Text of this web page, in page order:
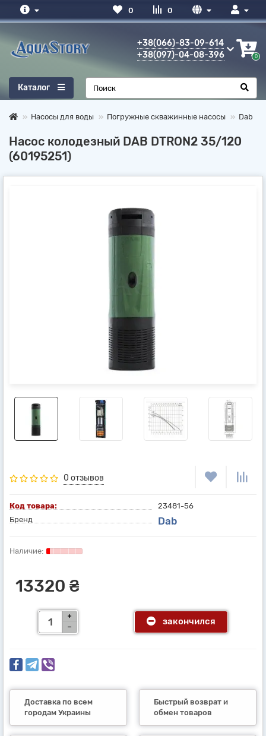
0
0
+38(066)-83-09-614
+38(097)-04-08-396
0
Каталог
Насосы для воды Погружные скважинные насосы Dab
Насос колодезный DAB DTRON2 35/120
(60195251)
0 отзывов
Код товара:
23481-56
Бренд
Dab
13320 ₴
закончился
Доставка по всем
городам Украины
Быстрый возврат и
обмен товаров